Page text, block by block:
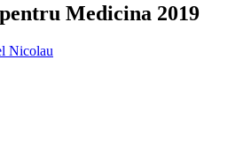
Medicina 2019
Nicolau